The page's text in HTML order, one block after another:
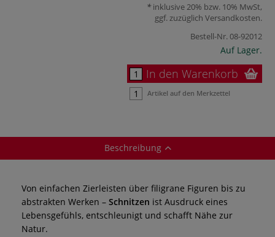
inklusive 20% bzw. 10% MwSt,
ggf. zuzüglich Versandkosten.
Bestell-Nr.08-92012
Auf Lager.
In den Warenkorb
Artikel auf den Merkzettel
Beschreibung
Von einfachen Zierleisten über filigrane Figuren bis zu
abstrakten Werken – Schnitzen ist Ausdruck eines
Lebensgefühls, entschleunigt und schafft Nähe zur
Natur.